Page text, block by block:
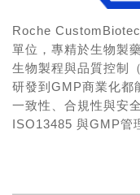
Roche
單位，專精於生物製
生物製程與品質控制
研發到GMP商業化都
一致性、合規性與安
ISO13485 與GMP管